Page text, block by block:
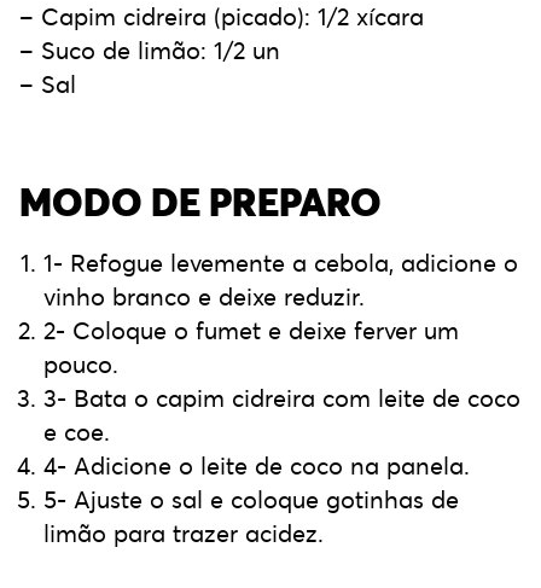
– Capim cidreira (picado): 1/2 xícara
– Suco de limão: 1/2 un
– Sal
MODO DE PREPARO
1- Refogue levemente a cebola, adicione o
vinho branco e deixe reduzir.
2- Coloque o fumet e deixe ferver um
pouco.
3- Bata o capim cidreira com leite de coco
e coe.
4- Adicione o leite de coco na panela.
5- Ajuste o sal e coloque gotinhas de
limão para trazer acidez.